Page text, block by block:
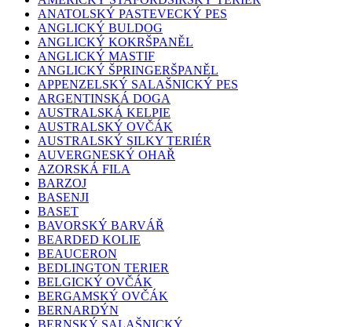
ANATOLSKÝ PASTEVECKÝ PES
ANGLICKÝ BULDOG
ANGLICKÝ KOKRŠPANĚL
ANGLICKÝ MASTIF
ANGLICKÝ ŠPRINGERŠPANĚL
APPENZELSKÝ SALAŠNICKÝ PES
ARGENTINSKÁ DOGA
AUSTRALSKÁ KELPIE
AUSTRALSKÝ OVČÁK
AUSTRALSKÝ SILKY TERIÉR
AUVERGNESKÝ OHAŘ
AZORSKÁ FILA
BARZOJ
BASENJI
BASET
BAVORSKÝ BARVÁŘ
BEARDED KOLIE
BEAUCERON
BEDLINGTON TERIER
BELGICKÝ OVČÁK
BERGAMSKÝ OVČÁK
BERNARDÝN